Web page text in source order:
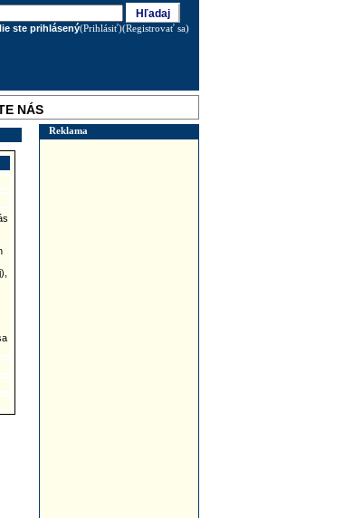
ste prihlásený(Prihlásiť)(Registrovať sa)
NÁS
Reklama